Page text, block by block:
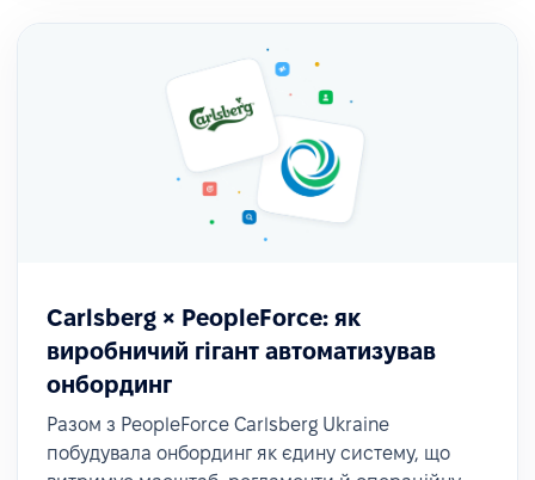
Carlsberg × PeopleForce: як
виробничий гігант автоматизував
онбординг
Разом з PeopleForce Carlsberg Ukraine
побудувала онбординг як єдину систему, що